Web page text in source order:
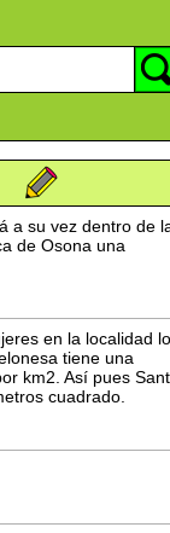
a su vez dentro de
de Osona una
en la localidad lo
tiene una
km2. Así pues
cuadrado.